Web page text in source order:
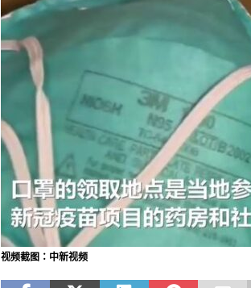
视频截图：中新视频